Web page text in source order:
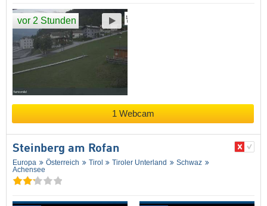
vor 2 Stunden
1 Webcam
Steinberg am Rofan
Europa Österreich Tirol Tiroler Unterland
Schwaz
Achensee